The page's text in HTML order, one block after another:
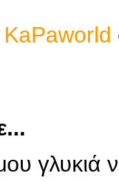
KaPaworld
γλυκιά